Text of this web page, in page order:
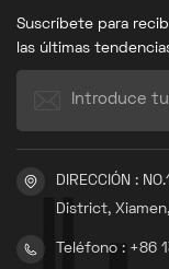
Suscríbete para
las últimas
DIRECCIÓN :
District,
Teléfono : +86